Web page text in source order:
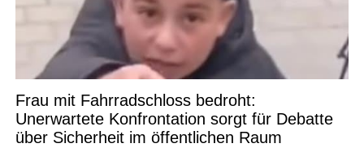
Frau mit Fahrradschloss bedroht:
Unerwartete Konfrontation sorgt für Debatte
über Sicherheit im öffentlichen Raum